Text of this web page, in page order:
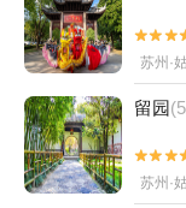
苏州·
留园
苏州·